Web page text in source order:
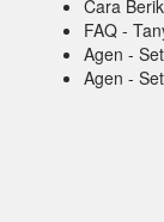
Cara
FAQ -
Agen -
Agen -